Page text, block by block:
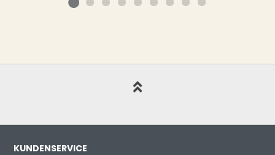
KUNDENSERVICE